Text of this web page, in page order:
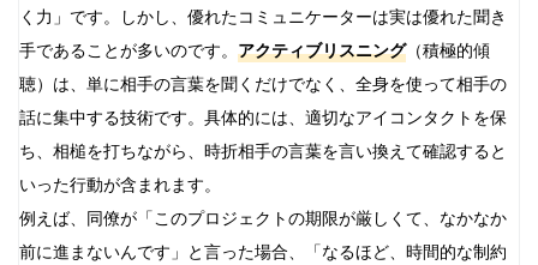
く力」です。しかし、優れたコミュニケーターは実は優れた聞き
手であることが多いのです。 アクティブリスニング（積極的傾
聴）は、単に相手の言葉を聞くだけでなく、全身を使って相手の
話に集中する技術です。具体的には、適切なアイコンタクトを保
ち、相槌を打ちながら、時折相手の言葉を言い換えて確認すると
いった行動が含まれます。
例えば、同僚が「このプロジェクトの期限が厳しくて、なかなか
前に進まないんです」と言った場合、「なるほど、時間的な制約